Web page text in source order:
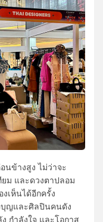
นข้างสูง ไม่ว่าจะ
ยม และดวงตาปลอม
เห็นได้อีกครั้ง
บุญและศิลปินคนดัง
กำลังใจ และโอกาส